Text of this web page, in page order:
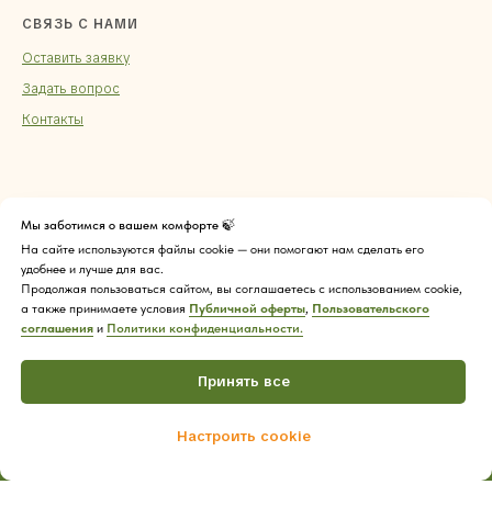
Мы заботимся о вашем комфорте 🍃
На сайте используются файлы cookie — они помогают нам сделать его
удобнее и лучше для вас.
Продолжая пользоваться сайтом, вы соглашаетесь с использованием cookie,
а также принимаете условия Публичной оферты, Пользовательского
соглашения и Политики конфиденциальности.
Принять все
Настроить cookie
СВЯЗЬ С НАМИ
Оставить заявку
Задать вопрос
Контакты
Made on Tilda